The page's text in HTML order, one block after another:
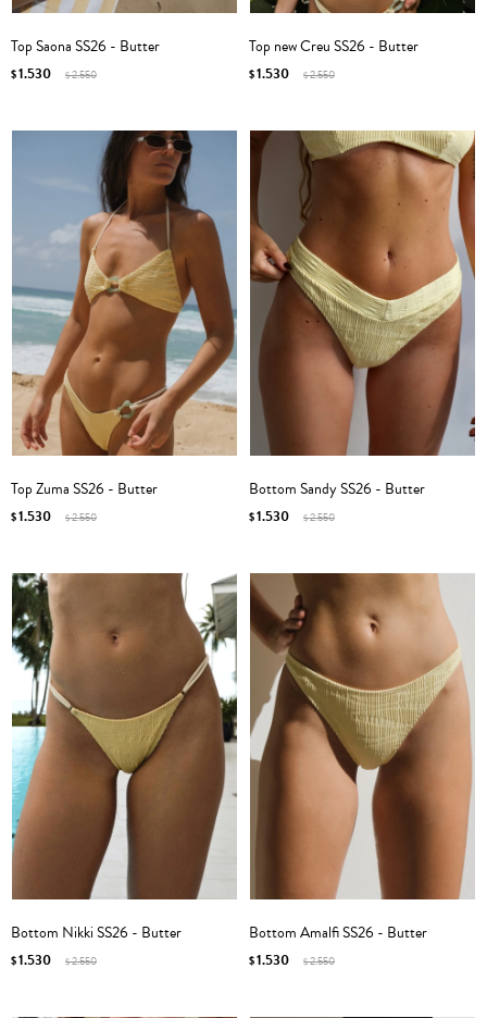
Top Saona SS26 - Butter
$1.530 $2.550
Top new Creu SS26 - Butter
$1.530 $2.550
Top Zuma SS26 - Butter
$1.530 $2.550
Bottom Sandy SS26 - Butter
$1.530 $2.550
Bottom Nikki SS26 - Butter
$1.530 $2.550
Bottom Amalfi SS26 - Butter
$1.530 $2.550